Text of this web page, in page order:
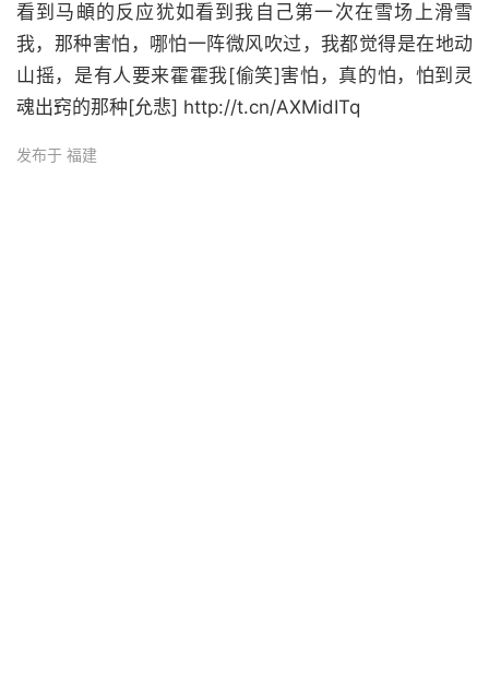
看到马頔的反应犹如看到我自己第一次在雪场上滑雪
我，那种害怕，哪怕一阵微风吹过，我都觉得是在地动
山摇，是有人要来霍霍我[偷笑]害怕，真的怕，怕到灵
魂出窍的那种[允悲] http://t.cn/AXMidITq ​
发布于 福建